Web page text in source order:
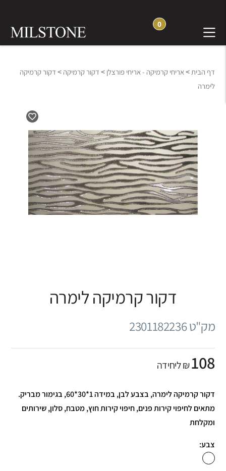
0
דף הבית> אריחי קרמיקה - אריחי פורצלן > דקור קרמיקה > דקור קרמיקה
לימרה
דקור קרמיקה לימרה
מק"ט 2301182236
108₪ ליחידה
דקור קרמיקה לימרה, בצבע לבן, במידה 1*30*60, בגימור מבריק.
מתאים לחיפוי קירות פנים, חיפוי קירות חוץ, מטבח, סלון, שירותים
ומקלחת
צבע: